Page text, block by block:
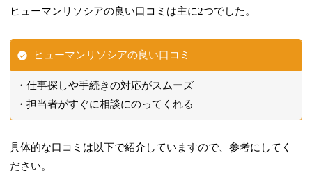
ヒューマンリソシアの良い口コミは主に2つでした。
ヒューマンリソシアの良い口コミ
仕事探しや手続きの対応がスムーズ
担当者がすぐに相談にのってくれる
具体的な口コミは以下で紹介していますので、参考にしてく
ださい。